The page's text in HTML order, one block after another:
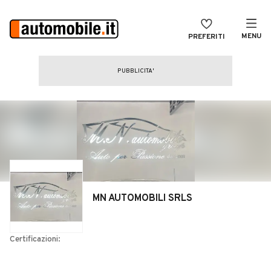
PREFERITI MENU
CERCA
Auto usate
Auto Km 0
Noleggio a lungo termine
Auto d'epoca
MAGAZINE
MN AUTOMOBILI SRLS
Certificazioni: